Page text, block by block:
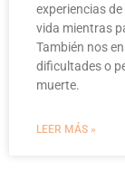
experiencias
vida mientras
También nos
dificultades o
muerte.
LEER MÁS »